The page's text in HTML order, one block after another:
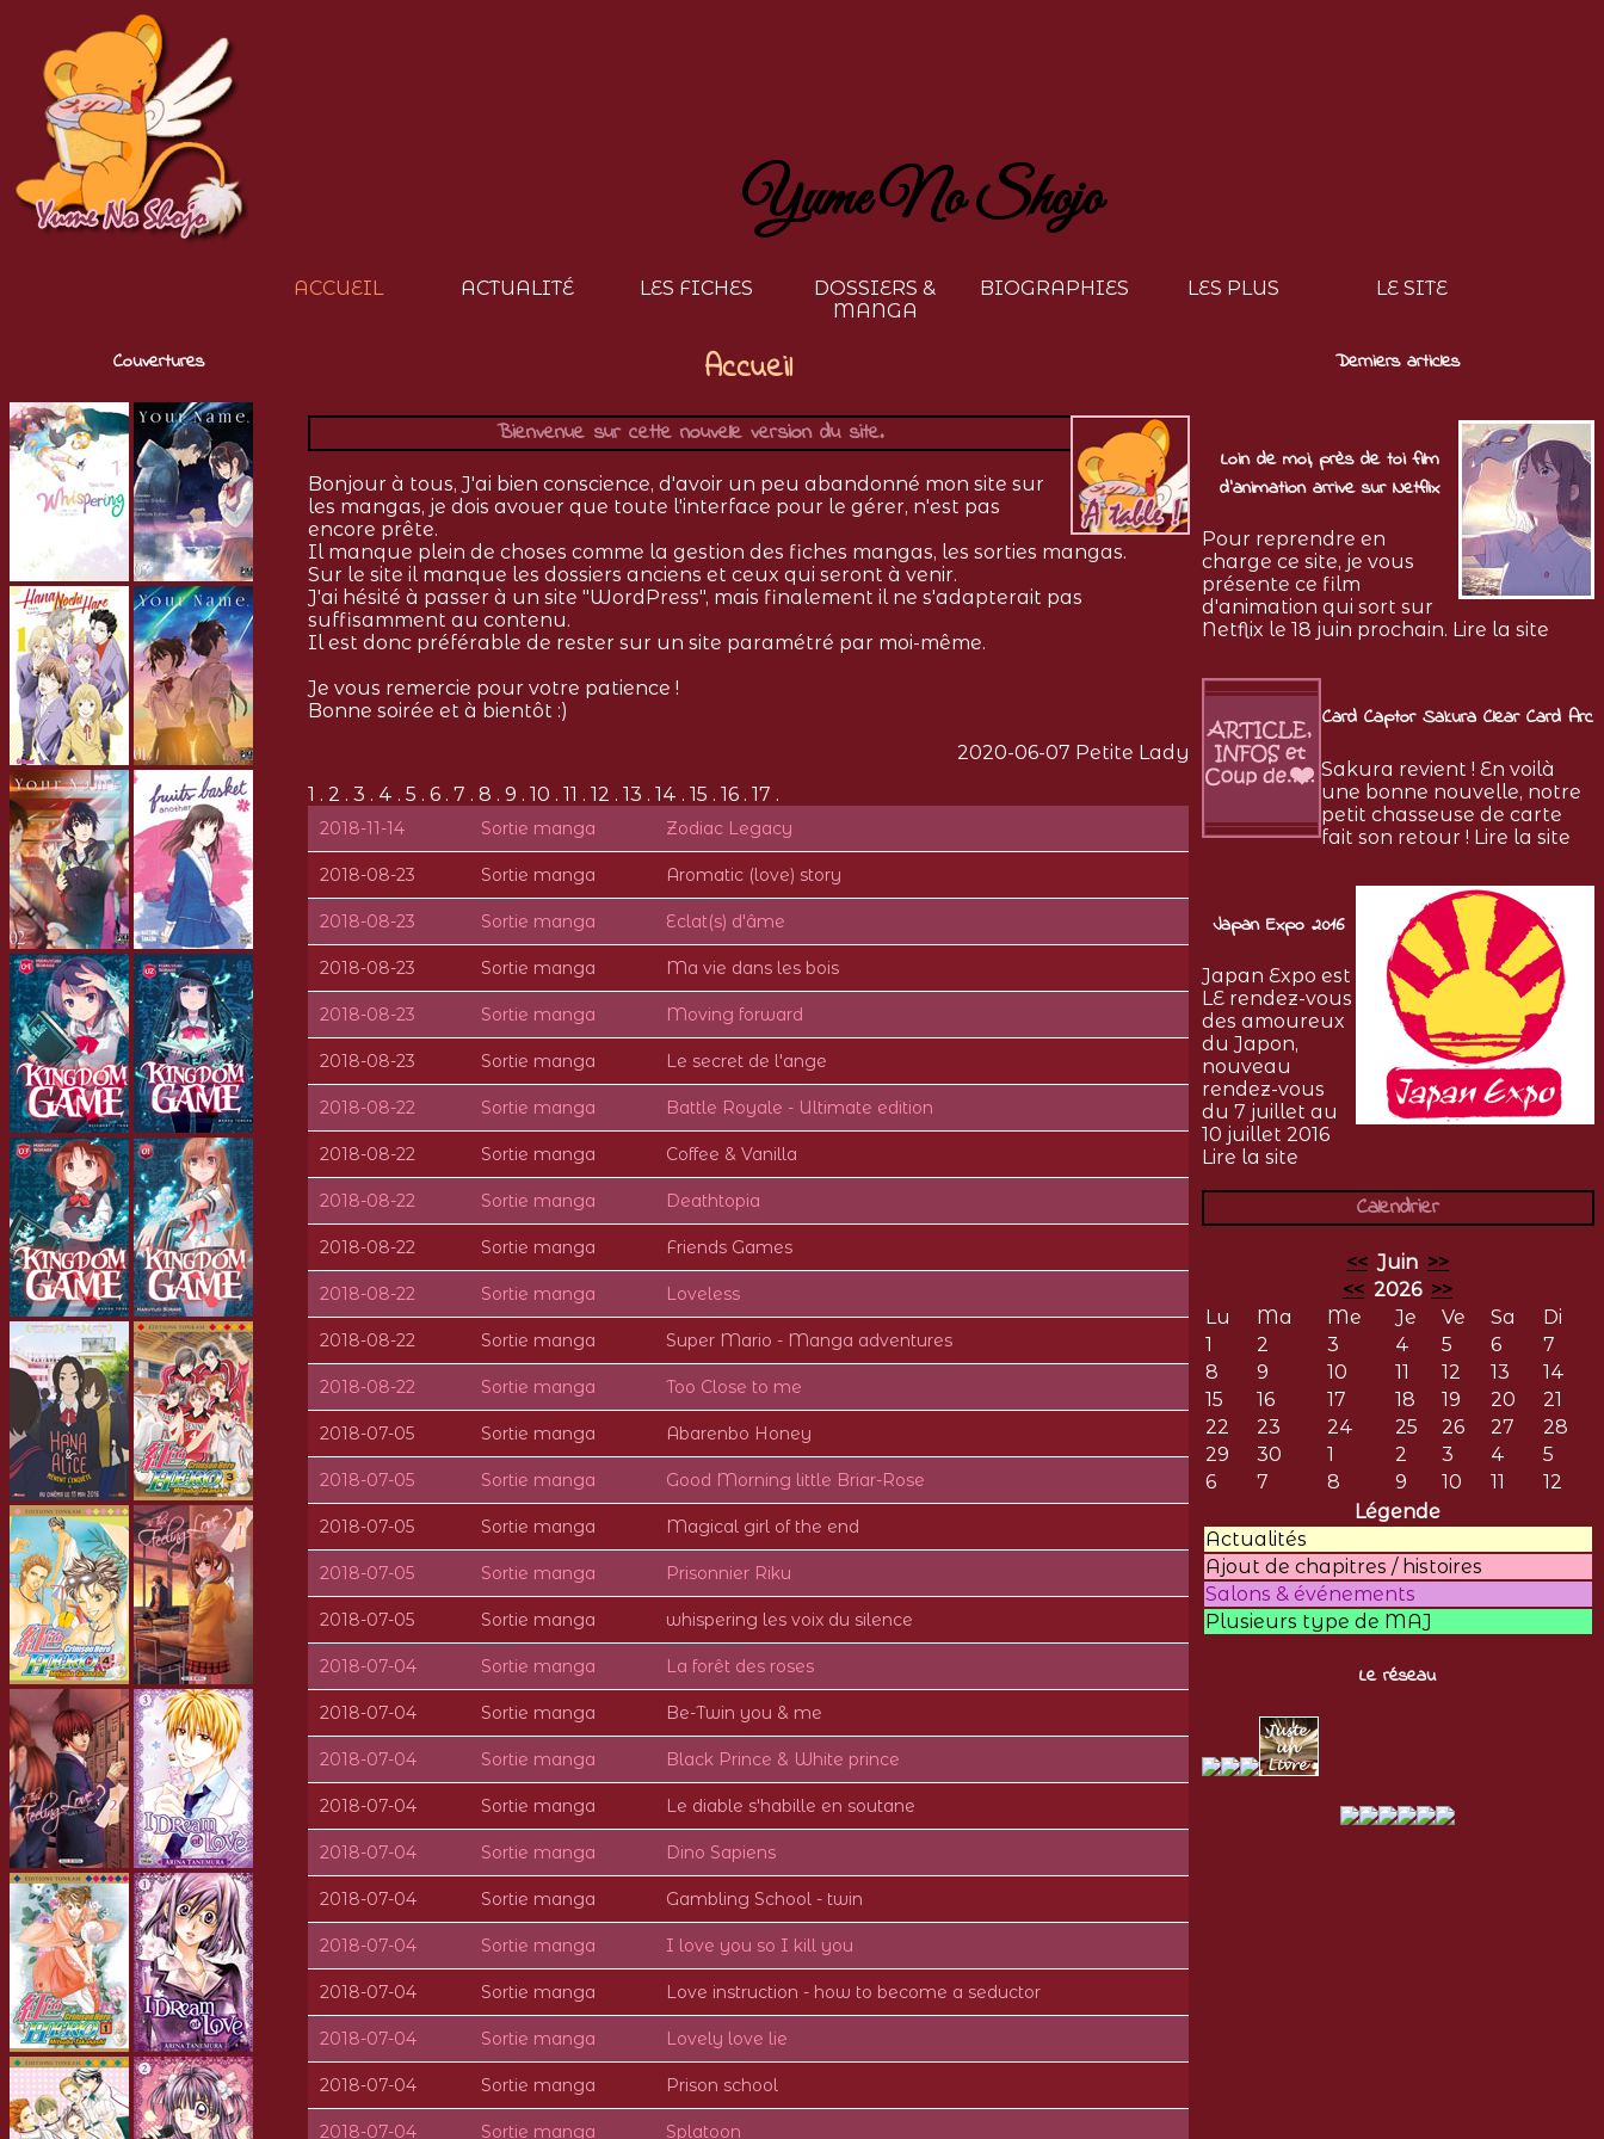
Yume No Shojo
ACCUEIL ACTUALITÉ LES FICHES
DOSSIERS &
MANGA
BIOGRAPHIES LES PLUS LE SITE
Couvertures Accueil
Bienvenue sur cette nouvelle version du site.
Bonjour à tous, J'ai bien conscience, d'avoir un peu abandonné mon site sur
les mangas, je dois avouer que toute l'interface pour le gérer, n'est pas
encore prête.
Il manque plein de choses comme la gestion des fiches mangas, les sorties mangas.
Sur le site il manque les dossiers anciens et ceux qui seront à venir.
J'ai hésité à passer à un site "WordPress", mais finalement il ne s'adapterait pas
suffisamment au contenu.
Il est donc préférable de rester sur un site paramétré par moi-même.
Je vous remercie pour votre patience !
Bonne soirée et à bientôt :)
2020-06-07 Petite Lady
1 . 2 . 3 . 4 . 5 . 6 . 7 . 8 . 9 . 10 . 11 . 12 . 13 . 14 . 15 . 16 . 17 .
2018-11-14 Sortie manga Zodiac Legacy
2018-08-23 Sortie manga Aromatic (love) story
2018-08-23 Sortie manga Eclat(s) d'âme
2018-08-23 Sortie manga Ma vie dans les bois
2018-08-23 Sortie manga Moving forward
2018-08-23 Sortie manga Le secret de l'ange
2018-08-22 Sortie manga Battle Royale - Ultimate edition
2018-08-22 Sortie manga Coffee & Vanilla
2018-08-22 Sortie manga Deathtopia
2018-08-22 Sortie manga Friends Games
2018-08-22 Sortie manga Loveless
2018-08-22 Sortie manga Super Mario - Manga adventures
2018-08-22 Sortie manga Too Close to me
2018-07-05 Sortie manga Abarenbo Honey
2018-07-05 Sortie manga Good Morning little Briar-Rose
2018-07-05 Sortie manga Magical girl of the end
2018-07-05 Sortie manga Prisonnier Riku
2018-07-05 Sortie manga whispering les voix du silence
2018-07-04 Sortie manga La forêt des roses
2018-07-04 Sortie manga Be-Twin you & me
2018-07-04 Sortie manga Black Prince & White prince
2018-07-04 Sortie manga Le diable s'habille en soutane
2018-07-04 Sortie manga Dino Sapiens
2018-07-04 Sortie manga Gambling School - twin
2018-07-04 Sortie manga I love you so I kill you
2018-07-04 Sortie manga Love instruction - how to become a seductor
2018-07-04 Sortie manga Lovely love lie
2018-07-04 Sortie manga Prison school
2018-07-04 Sortie manga Splatoon
Derniers articles
Loin de moi, près de toi film
d'animation arrive sur Netflix
Pour reprendre en
charge ce site, je vous
présente ce film
d'animation qui sort sur
Netflix le 18 juin prochain. Lire la site
Card Captor Sakura Clear Card Arc
Sakura revient ! En voilà
une bonne nouvelle, notre
petit chasseuse de carte
fait son retour ! Lire la site
Japan Expo 2016
Japan Expo est
LE rendez-vous
des amoureux
du Japon,
nouveau
rendez-vous
du 7 juillet au
10 juillet 2016
Lire la site
Calendrier
<< Juin >>
<< 2026 >>
Lu
Ma Me Je Ve Sa
Di
1
2 3 4 5 6
7
8
9 10 11 12 13
14
15
16 17 18 19 20
21
22
23 24 25 26 27
28
29
30 1 2 3 4
5
6
7 8 9 10 11
12
Légende
Actualités
Ajout de chapitres / histoires
Salons & événements
Plusieurs type de MAJ
Le réseau